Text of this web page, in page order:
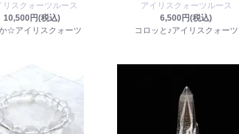
リスクォーツルース
10,500円(税込)
☆アイリスクォーツ
アイリスクォーツルース
6,500円(税込)
コロッと♪アイリスクォーツ